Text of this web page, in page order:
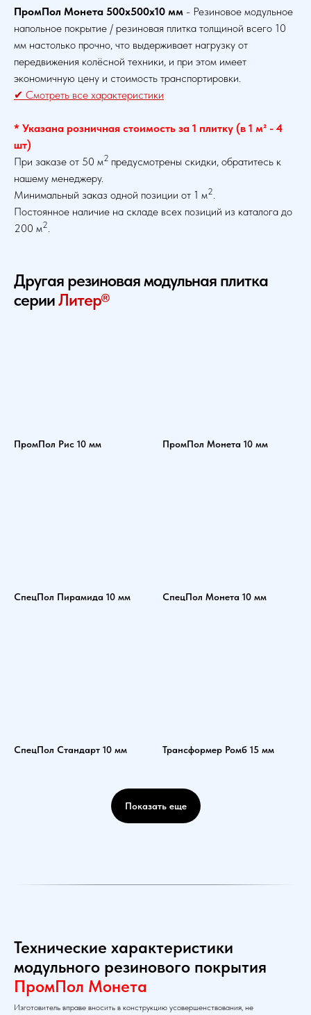
ПромПол Монета 500х500х10 мм - Резиновое модульное
напольное покрытие / резиновая плитка толщиной всего 10
мм настолько прочно, что выдерживает нагрузку от
передвижения колёсной техники, и при этом имеет
экономичную цену и стоимость транспортировки.
✔ Смотреть все характеристики
* Указана розничная стоимость за 1 плитку (в 1 м² - 4
шт)
При заказе от 50 м2 предусмотрены скидки, обратитесь к
нашему менеджеру.
Минимальный заказ одной позиции от 1 м2.
Постоянное наличие на складе всех позиций из каталога до
200 м2.
Другая резиновая модульная плитка
серииЛитер®
ПромПол Рис 10 мм ПромПол Монета 10 мм
СпецПол Пирамида 10 мм СпецПол Монета 10 мм
СпецПол Стандарт 10 мм Трансформер Ромб 15 мм
Показать еще
Технические характеристики
модульного резинового покрытия
ПромПол Монета
Изготовитель вправе вносить в конструкцию усовершенствования, не